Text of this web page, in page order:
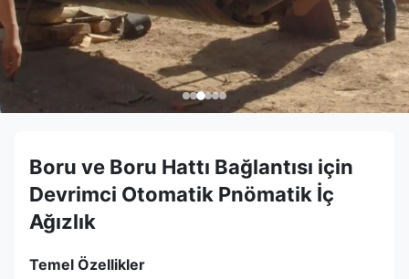
Boru ve Boru Hattı Bağlantısı için
Devrimci Otomatik Pnömatik İç
Ağızlık
Temel Özellikler